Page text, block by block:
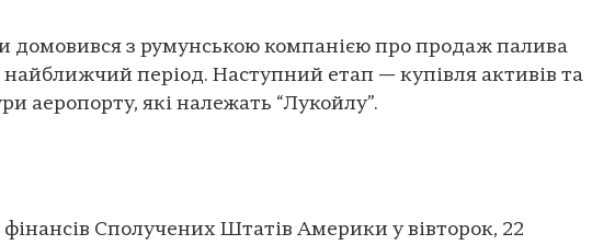
домовився з румунською компанією про продаж палива
найближчий період. Наступний етап — купівля активів та
аеропорту, які належать “Лукойлу”.
фінансів Сполучених Штатів Америки у вівторок, 22